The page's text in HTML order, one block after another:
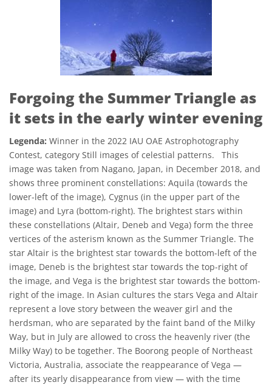
Forgoing the Summer Triangle as
it sets in the early winter evening
Legenda: Winner in the 2022 IAU OAE Astrophotography
Contest, category Still images of celestial patterns. This
image was taken from Nagano, Japan, in December 2018, and
shows three prominent constellations: Aquila (towards the
lower-left of the image), Cygnus (in the upper part of the
image) and Lyra (bottom-right). The brightest stars within
these constellations (Altair, Deneb and Vega) form the three
vertices of the asterism known as the Summer Triangle. The
star Altair is the brightest star towards the bottom-left of the
image, Deneb is the brightest star towards the top-right of
the image, and Vega is the brightest star towards the bottom-
right of the image. In Asian cultures the stars Vega and Altair
represent a love story between the weaver girl and the
herdsman, who are separated by the faint band of the Milky
Way, but in July are allowed to cross the heavenly river (the
Milky Way) to be together. The Boorong people of Northeast
Victoria, Australia, associate the reappearance of Vega —
after its yearly disappearance from view — with the time